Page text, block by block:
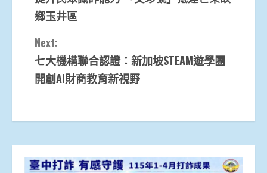
鄉玉井區
Next:
七大機構聯合認證：新加坡STEAM遊學團
開創AI財商教育新視野